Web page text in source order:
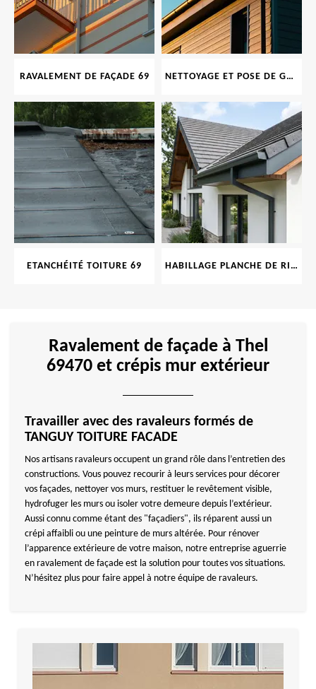
RAVALEMENT DE FAÇADE 69 NETTOYAGE ET POSE DE GOUTTIÈRE 69
ETANCHÉITÉ TOITURE 69 HABILLAGE PLANCHE DE RIVE 69
Ravalement de façade à Thel
69470 et crépis mur extérieur
Travailler avec des ravaleurs formés de
TANGUY TOITURE FACADE
Nos artisans ravaleurs occupent un grand rôle dans l’entretien des
constructions. Vous pouvez recourir à leurs services pour décorer
vos façades, nettoyer vos murs, restituer le revêtement visible,
hydrofuger les murs ou isoler votre demeure depuis l’extérieur.
Aussi connu comme étant des "façadiers", ils réparent aussi un
crépi affaibli ou une peinture de murs altérée. Pour rénover
l’apparence extérieure de votre maison, notre entreprise aguerrie
en ravalement de façade est la solution pour toutes vos situations.
N’hésitez plus pour faire appel à notre équipe de ravaleurs.